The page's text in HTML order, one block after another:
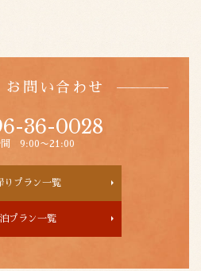
お問い合わせ
36-0028
間 9:00〜21:00
りプラン一覧
プラン一覧